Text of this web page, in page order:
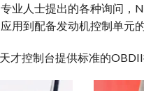
业人士提出的各种询问，
用到配备发动机控制单元
才控制台提供标准的